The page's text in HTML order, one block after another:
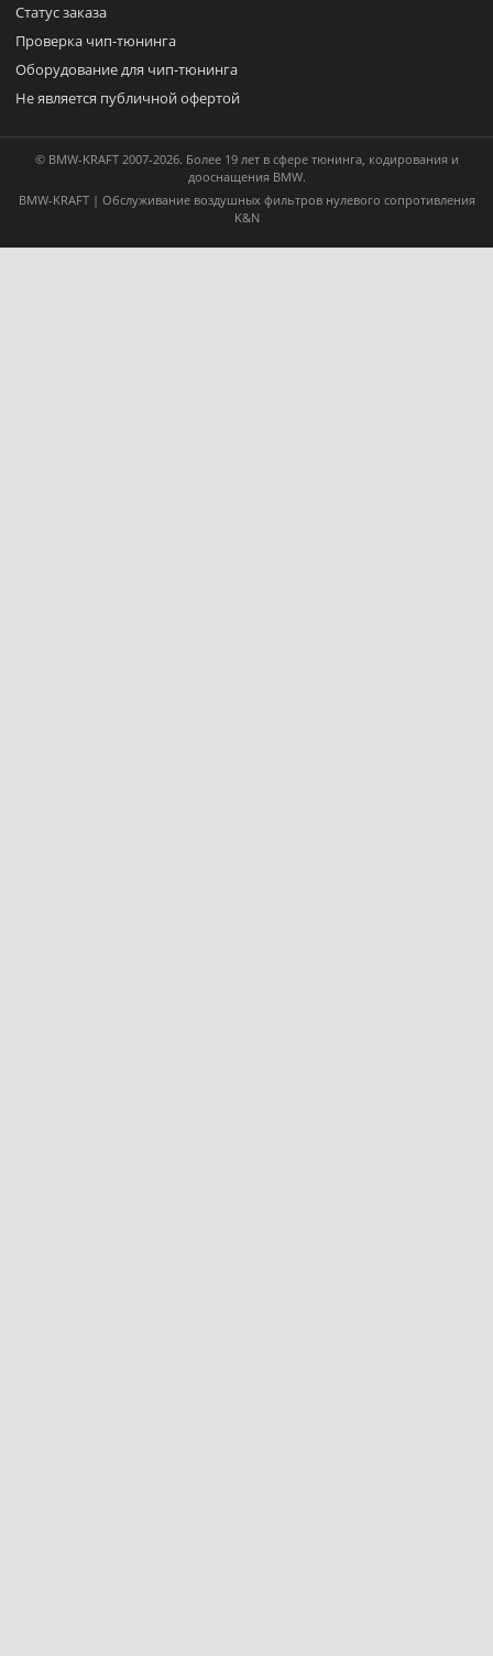
Статус заказа
Проверка чип-тюнинга
Оборудование для чип-тюнинга
Не является публичной офертой
© BMW-KRAFT 2007-2026. Более 19 лет в сфере тюнинга, кодирования и
дооснащения BMW.
BMW-KRAFT | Обслуживание воздушных фильтров нулевого сопротивления
K&N